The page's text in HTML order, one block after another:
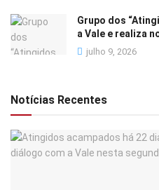
Grupo dos
a Vale e realiza
julho 9, 2026
Notícias Recentes